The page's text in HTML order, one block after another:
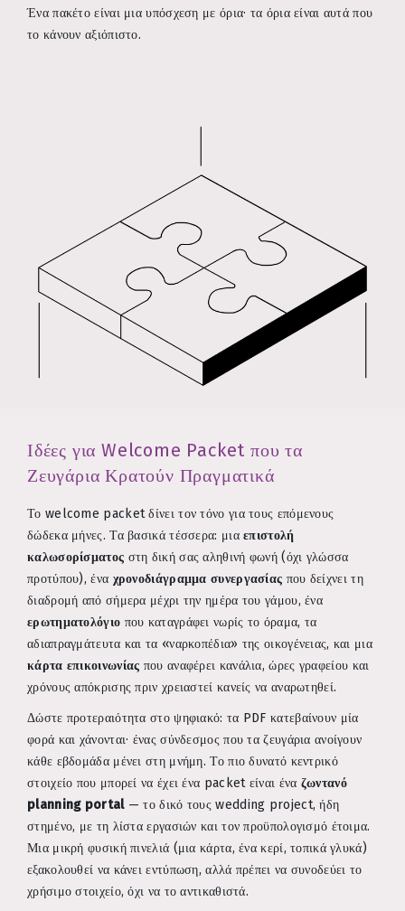
Ένα πακέτο είναι μια υπόσχεση με όρια· τα όρια είναι αυτά που
το κάνουν αξιόπιστο.
Ιδέες για Welcome Packet που τα
Ζευγάρια Κρατούν Πραγματικά
Το welcome packet δίνει τον τόνο για τους επόμενους
δώδεκα μήνες. Τα βασικά τέσσερα: μιαεπιστολή
καλωσορίσματος στη δική σας αληθινή φωνή (όχι γλώσσα
προτύπου), ένα χρονοδιάγραμμα συνεργασίας που δείχνει τη
διαδρομή από σήμερα μέχρι την ημέρα του γάμου, ένα
ερωτηματολόγιο που καταγράφει νωρίς το όραμα, τα
αδιαπραγμάτευτα και τα «ναρκοπέδια» της οικογένειας, και μια
κάρτα επικοινωνίας που αναφέρει κανάλια, ώρες γραφείου και
χρόνους απόκρισης πριν χρειαστεί κανείς να αναρωτηθεί.
Δώστε προτεραιότητα στο ψηφιακό: τα PDF κατεβαίνουν μία
φορά και χάνονται· ένας σύνδεσμος που τα ζευγάρια ανοίγουν
κάθε εβδομάδα μένει στη μνήμη. Το πιο δυνατό κεντρικό
στοιχείο που μπορεί να έχει ένα packet είναι ένα ζωντανό
planning portal— το δικό τους wedding project, ήδη
στημένο, με τη λίστα εργασιών και τον προϋπολογισμό έτοιμα.
Μια μικρή φυσική πινελιά (μια κάρτα, ένα κερί, τοπικά γλυκά)
εξακολουθεί να κάνει εντύπωση, αλλά πρέπει να συνοδεύει το
χρήσιμο στοιχείο, όχι να το αντικαθιστά.